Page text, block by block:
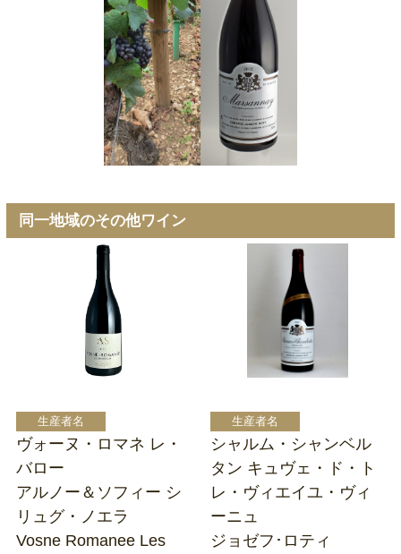
同一地域のその他ワイン
ヴォーヌ・ロマネ レ・
バロー
アルノー＆ソフィー シ
リュグ・ノエラ
Vosne Romanee Les
シャルム・シャンベル
タン キュヴェ・ド・ト
レ・ヴィエイユ・ヴィ
ーニュ
ジョゼフ･ロティ